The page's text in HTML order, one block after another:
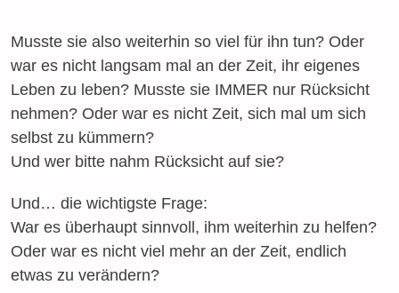
Musste sie also weiterhin so viel für ihn tun? Oder
war es nicht langsam mal an der Zeit, ihr eigenes
Leben zu leben? Musste sie IMMER nur Rücksicht
nehmen? Oder war es nicht Zeit, sich mal um sich
selbst zu kümmern?
Und wer bitte nahm Rücksicht auf sie?
Und… die wichtigste Frage:
War es überhaupt sinnvoll, ihm weiterhin zu helfen?
Oder war es nicht viel mehr an der Zeit, endlich
etwas zu verändern?